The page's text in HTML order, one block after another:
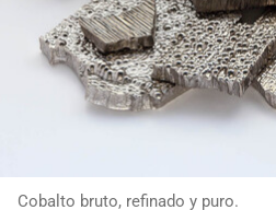
Cobalto bruto, refinado y puro.